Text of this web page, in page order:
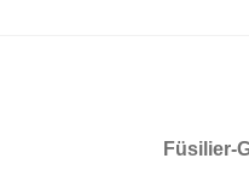
Füsilier-